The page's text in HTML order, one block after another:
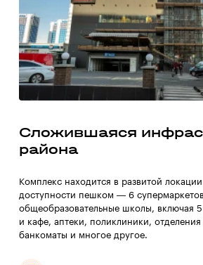
Сложившаяся
района
Комплекс находится в развитой
доступности пешком — 6
общеобразовательные школы, включая
и кафе, аптеки, поликлиники, отделения
банкоматы и многое другое.